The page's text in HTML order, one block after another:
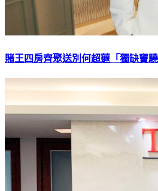
賭王四房齊聚送別何超蕸「獨缺竇